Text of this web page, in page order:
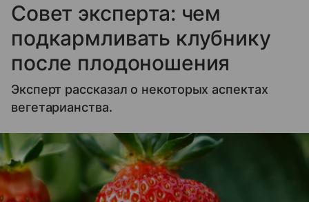
Совет эксперта: чем
подкармливать клубнику
после плодоношения
Эксперт рассказал о некоторых аспектах
вегетарианства.